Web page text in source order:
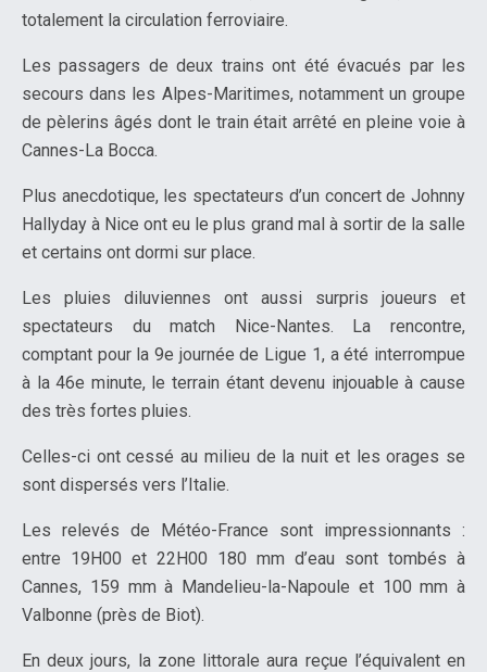
totalement la circulation ferroviaire.
Les passagers de deux trains ont été évacués par les
secours dans les Alpes-Maritimes, notamment un groupe
de pèlerins âgés dont le train était arrêté en pleine voie à
Cannes-La Bocca.
Plus anecdotique, les spectateurs d’un concert de Johnny
Hallyday à Nice ont eu le plus grand mal à sortir de la salle
et certains ont dormi sur place.
Les pluies diluviennes ont aussi surpris joueurs et
spectateurs du match Nice-Nantes. La rencontre,
comptant pour la 9e journée de Ligue 1, a été interrompue
à la 46e minute, le terrain étant devenu injouable à cause
des très fortes pluies.
Celles-ci ont cessé au milieu de la nuit et les orages se
sont dispersés vers l’Italie.
Les relevés de Météo-France sont impressionnants :
entre 19H00 et 22H00 180 mm d’eau sont tombés à
Cannes, 159 mm à Mandelieu-la-Napoule et 100 mm à
Valbonne (près de Biot).
En deux jours, la zone littorale aura reçue l’équivalent en